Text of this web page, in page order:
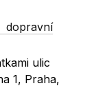
dopravní
ulic
1, Praha,